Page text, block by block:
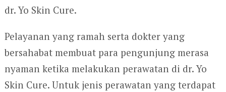
dr. Yo Skin Cure.
Pelayanan yang ramah serta dokter yang
bersahabat membuat para pengunjung merasa
nyaman ketika melakukan perawatan di dr. Yo
Skin Cure. Untuk jenis perawatan yang terdapat